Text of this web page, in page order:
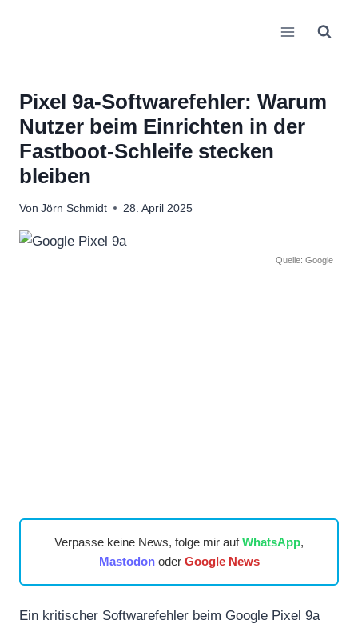
Pixel 9a-Softwarefehler: Warum
Nutzer beim Einrichten in der
Fastboot-Schleife stecken
bleiben
Von Jörn Schmidt 28. April 2025
Quelle: Google
Verpasse keine News, folge mir aufWhatsApp,
Mastodonoder Google News
Ein kritischer Softwarefehler beim Google Pixel 9a